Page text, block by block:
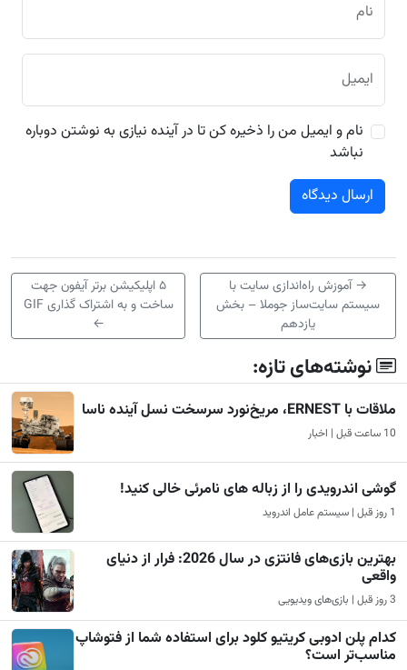
نام
ایمیل
نام و ایمیل من را ذخیره کن تا در آینده نیازی به نوشتن دوباره
نباشد
→ آموزش راه‌اندازی سایت با
سیستم سایت‌ساز جوملا – بخش
یازدهم
۵ اپلیکیشن برتر آیفون جهت
ساخت و به اشتراک گذاری GIF
←
نوشته‌های تازه:
ملاقات با ERNEST، مریخ‌نورد سرسخت نسل آینده ناسا
10 ساعت قبل | اخبار
گوشی اندرویدی را از زباله های نامرئی خالی کنید!
1 روز قبل | سیستم عامل اندروید
بهترین بازی‌های فانتزی در سال 2026: فرار از دنیای
واقعی
3 روز قبل | بازی‌های ویدیویی
کدام پلن ادوبی کریتیو کلود برای استفاده شما از فتوشاپ
مناسب‌تر است؟